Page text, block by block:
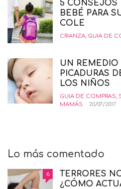
5 CONSEJOS
BEBÉ PARA
COLE
CRIANZA, GUIA DE
UN REMEDIO
PICADURAS
LOS NIÑOS
GUIA DE COMPRAS,
MAMÁS
20/07/2017
Lo más comentado
6
TERRORES
¿CÓMO